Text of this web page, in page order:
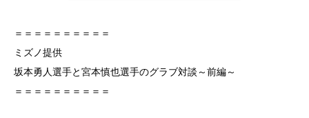
＝＝＝＝＝＝＝＝＝＝
ミズノ提供
坂本勇人選手と宮本慎也選手のグラブ対談～前編～
＝＝＝＝＝＝＝＝＝＝